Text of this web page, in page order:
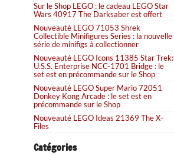
Sur le Shop LEGO : le cadeau LEGO Star
Wars 40917 The Darksaber est offert
Nouveauté LEGO 71053 Shrek
Collectible Minifigures Series : la nouvelle
série de minifigs à collectionner
Nouveauté LEGO Icons 11385 Star Trek:
U.S.S. Enterprise NCC-1701 Bridge : le
set est en précommande sur le Shop
Nouveauté LEGO Super Mario 72051
Donkey Kong Arcade : le set est en
précommande sur le Shop
Nouveauté LEGO Ideas 21369 The X-
Files
Catégories